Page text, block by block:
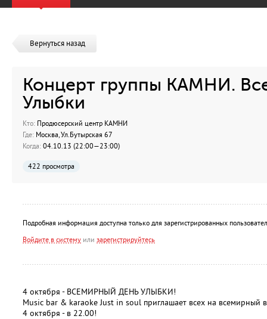
Вернуться назад
Концерт группы КАМНИ.
Улыбки
Кто: Продюсерский центр КАМНИ
Где: Москва, Ул.Бутырская 67
Когда: 04.10.13 (22:00—23:00)
422 просмотра
Подробная информация доступна только для зарегистрированных
Войдите в систему или зарегистрируйтесь
4 октября - ВСЕМИРНЫЙ ДЕНЬ УЛЫБКИ!
Music bar & karaoke Just in soul приглашает всех на
4 октября - в 22.00!